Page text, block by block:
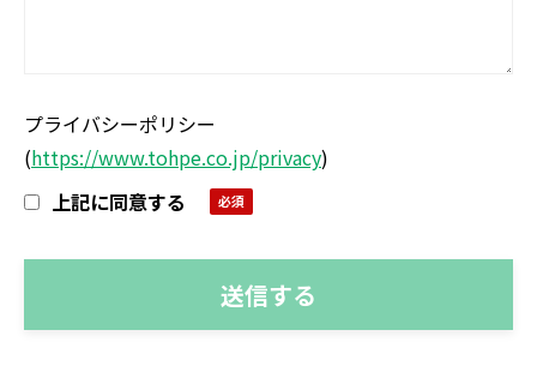
プライバシーポリシー
(https://www.tohpe.co.jp/privacy)
上記に同意する